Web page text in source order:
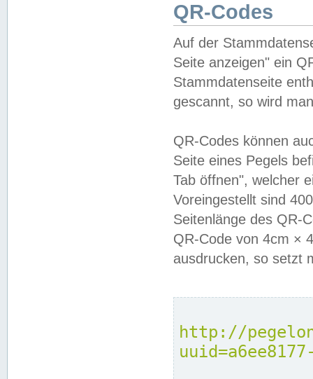
QR-Codes
Auf der
Seite anzeigen" ein
Stammdatenseite
gescannt, so wird
QR-Codes können
Seite eines Pegels
Tab öffnen", welcher
Voreingestellt sind
Seitenlänge des QR-
QR-Code von 4cm ×
ausdrucken, so setzt
http://